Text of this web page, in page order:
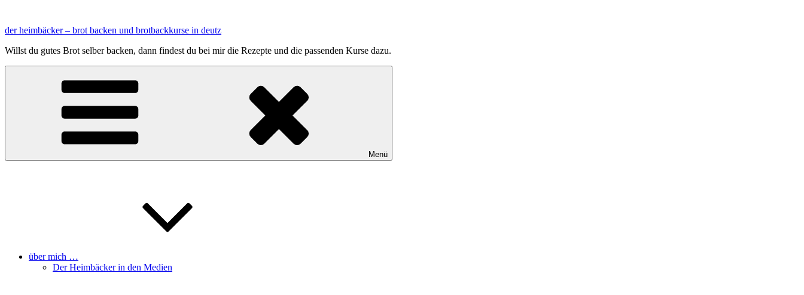
springen
der heimbäcker – brot backen und brotbackkurse in deutz
Willst du gutes Brot selber backen, dann findest du bei mir die Rezepte und die passenden Kurse dazu.
Menü
über mich …
Der Heimbäcker in den Medien